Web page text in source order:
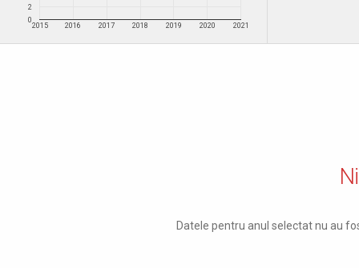
2015 2016 2017 2018 2019 2020 2021
0
2
Datele pentru anul selectat nu au